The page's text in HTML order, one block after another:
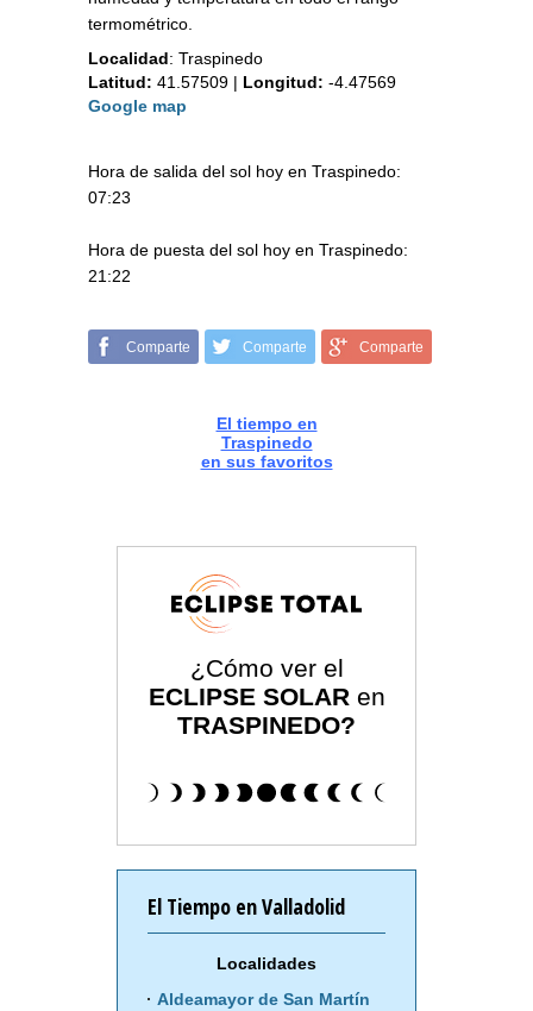
termométrico.
Localidad: Traspinedo
Latitud: 41.57509 | Longitud: -4.47569
Google map
Hora de salida del sol hoy en Traspinedo:
07:23
Hora de puesta del sol hoy en Traspinedo:
21:22
Comparte Comparte Comparte
El tiempo en
Traspinedo
en sus favoritos
¿Cómo ver el
ECLIPSE SOLAR en
TRASPINEDO?
El Tiempo en Valladolid
Localidades
Aldeamayor de San Martín